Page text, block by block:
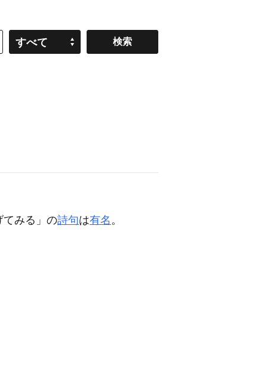
すべて
てみる」の詩句は有名 。